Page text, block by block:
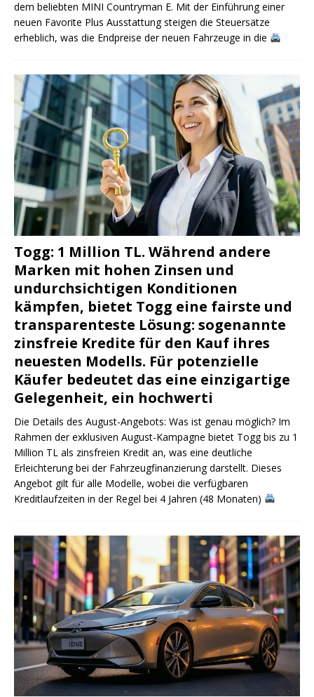
dem beliebten MINI Countryman E. Mit der Einführung einer
neuen Favorite Plus Ausstattung steigen die Steuersätze
erheblich, was die Endpreise der neuen Fahrzeuge in die
Togg: 1 Million TL. Während andere
Marken mit hohen Zinsen und
undurchsichtigen Konditionen
kämpfen, bietet Togg eine fairste und
transparenteste Lösung: sogenannte
zinsfreie Kredite für den Kauf ihres
neuesten Modells. Für potenzielle
Käufer bedeutet das eine einzigartige
Gelegenheit, ein hochwerti
Die Details des August-Angebots: Was ist genau möglich? Im
Rahmen der exklusiven August-Kampagne bietet Togg bis zu 1
Million TL als zinsfreien Kredit an, was eine deutliche
Erleichterung bei der Fahrzeugfinanzierung darstellt. Dieses
Angebot gilt für alle Modelle, wobei die verfügbaren
Kreditlaufzeiten in der Regel bei 4 Jahren (48 Monaten)